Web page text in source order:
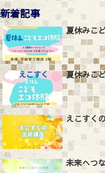
新着記事
夏休みこ
夏休みこ
えこすく
未来へつ